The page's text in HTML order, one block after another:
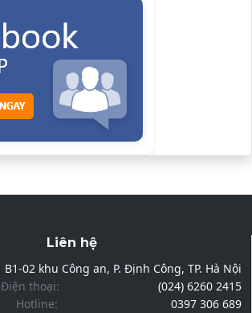
Liên hệ
B1-02 khu Công an, P. Định Công, TP. Hà Nội
Điện thoại:
(024) 6260 2415
Hotline:
0397 306 689